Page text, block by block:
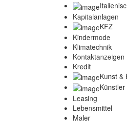
Kapitalanlagen
KFZ
Kindermode
Klimatechnik
Kontaktanzeigen
Kredit
Kunst &
Künstler
Leasing
Lebensmittel
Maler